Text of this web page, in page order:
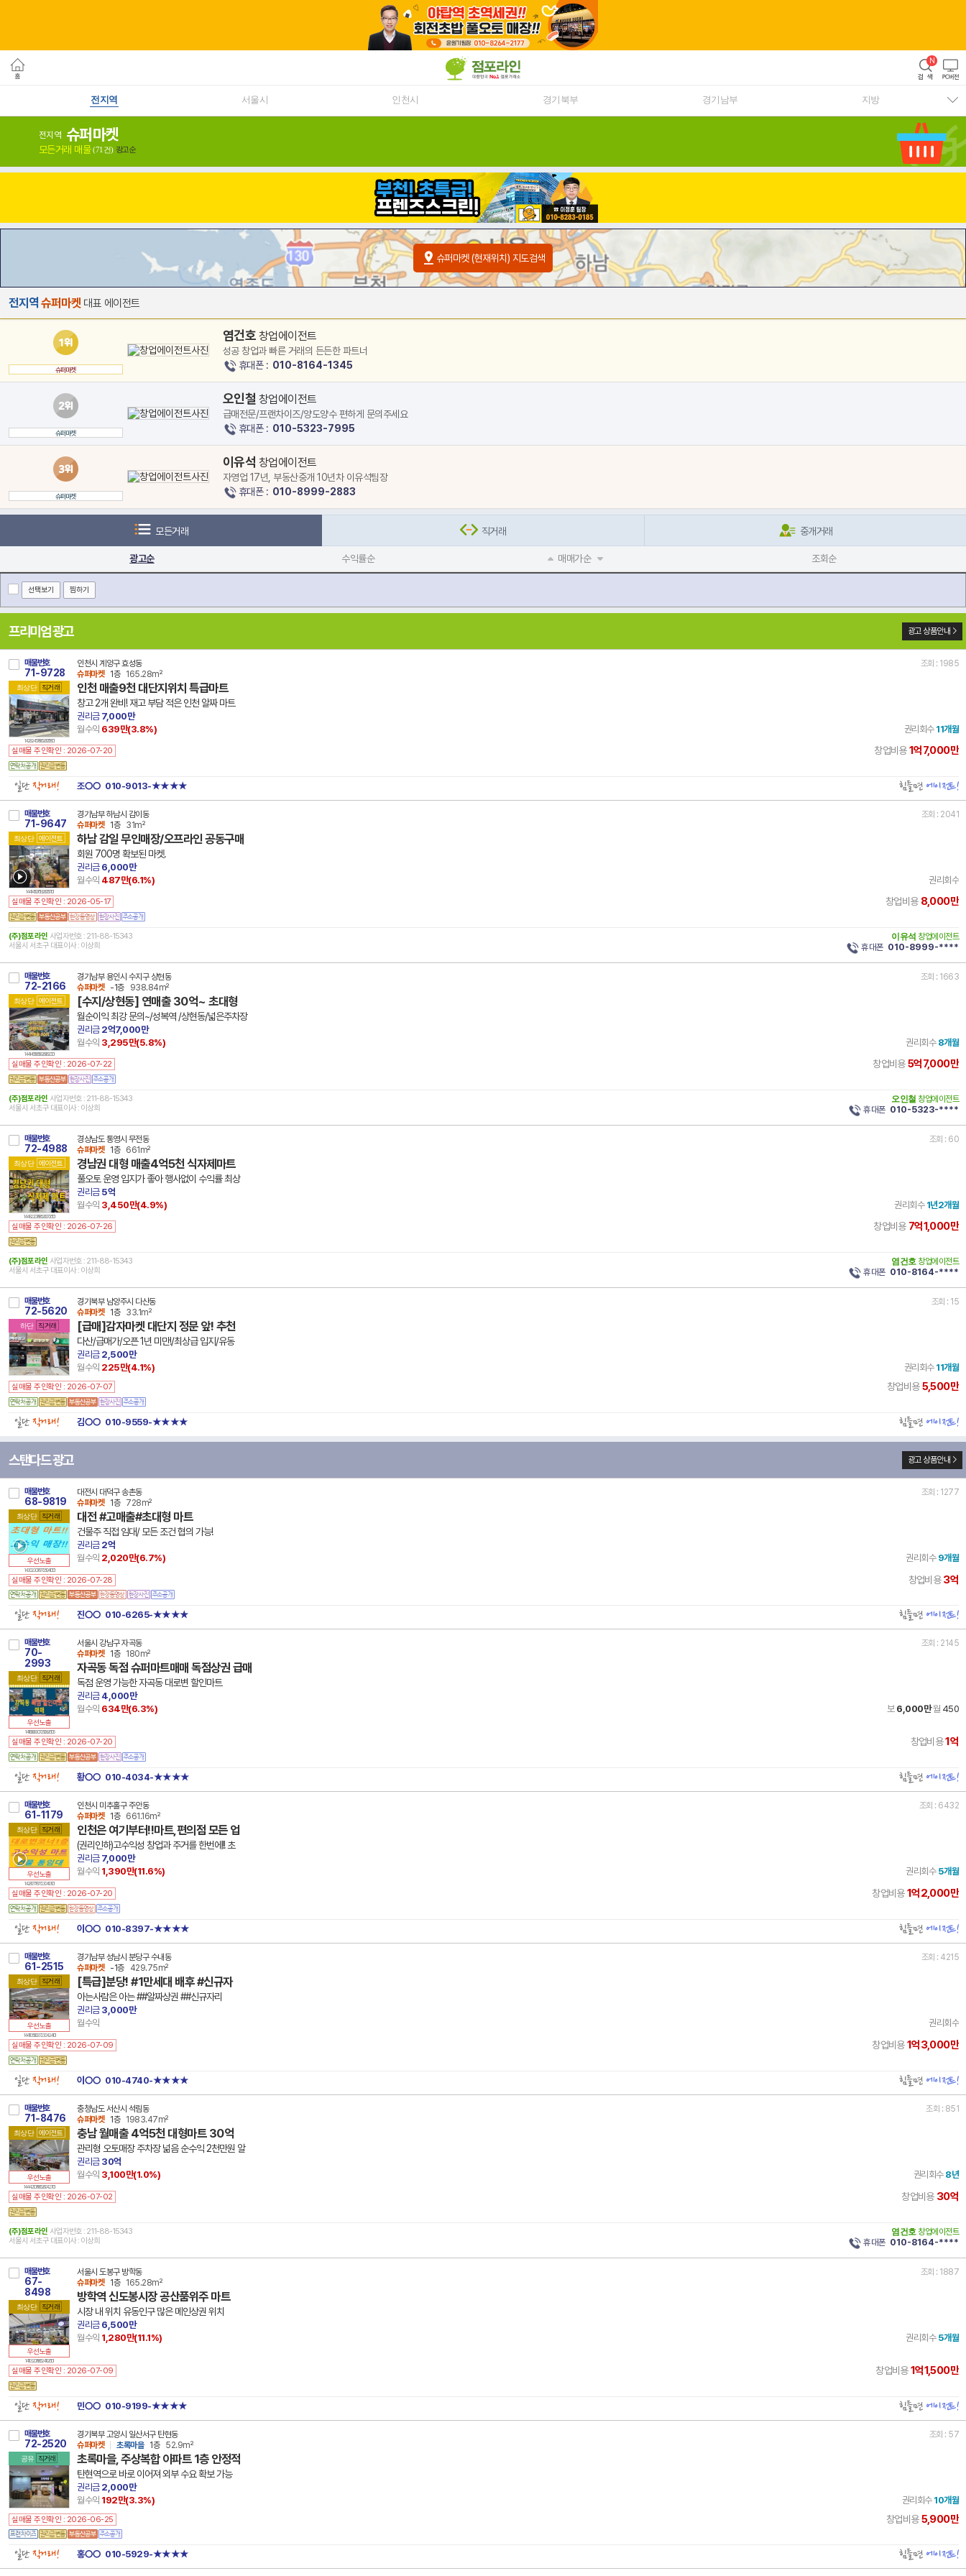
전지역 서울시 인천시 경기북부 경기남부 지방
전지역 슈퍼마켓
모든거래 매물 (71건) 광고순
슈퍼마켓 (현재위치) 지도검색
전지역 슈퍼마켓 대표 에이전트
슈퍼마켓
염건호 창업에이전트
성공 창업과 빠른 거래의 든든한 파트너
휴대폰 : 010-8164-1345
슈퍼마켓
오인철 창업에이전트
급매전문/프랜차이즈/양도양수 편하게 문의주세요
휴대폰 : 010-5323-7995
슈퍼마켓
이유석 창업에이전트
자영업 17년, 부동산중개 10년차 이유석팀장
휴대폰 : 010-8999-2883
모든거래 직거래 중개거래
광고순 수익률순 매매가순 조회순
선택보기 찜하기
프리미엄 광고 광고 상품안내
매물번호
71-9728
최상단 직거래
14 28245 7885 260518 101
인천시 계양구 효성동
조회 : 1985
슈퍼마켓
1층 165.28m²
인천 매출9천 대단지위치 특급마트
창고 2개 완비! 재고 부담 적은 인천 알짜 마트
권리금7,000만
월수익 639만(3.8%) 권리회수 11개월
실매물 주인확인 : 2026-07-20 창업비용1억7,000만
일단직거래! 조○○ 010-9013-★★★★ 힘들면에이전트!
매물번호
71-9647
최상단 에이전트
14 41450 7619 260517 101
경기남부 하남시 감이동
조회 : 2041
슈퍼마켓
1층 31m²
하남 감일 무인매장/오프라인 공동구매
회원 700명 확보된 마켓.
권리금6,000만
월수익 487만(6.1%) 권리회수
실매물 주인확인 : 2026-05-17 창업비용 8,000만
(주)점포라인 사업자번호 : 211-88-15343
서울시 서초구 대표이사 : 이상희
이유석 창업에이전트
휴대폰 010-8999-****
매물번호
72-2166
최상단 에이전트
14 41465 8558 260620 101
경기남부 용인시 수지구 상현동
조회 : 1663
슈퍼마켓
-1층 938.84m²
[수지/상현동] 연매출 30억~ 초대형
월순이익 최강 문의~/성복역 /상현동/넓은주차장
권리금2억7,000만
월수익 3,295만(5.8%) 권리회수 8개월
실매물 주인확인 : 2026-07-22 창업비용5억7,000만
(주)점포라인 사업자번호 : 211-88-15343
서울시 서초구 대표이사 : 이상희
오인철 창업에이전트
휴대폰 010-5323-****
매물번호
72-4988
최상단 에이전트
14 48220 7885 260726 101
경상남도 통영시 무전동
조회 : 60
슈퍼마켓
1층 661m²
경남권 대형 매출4억5천 식자제마트
풀오토 운영 입지가 좋아 행사없이 수익률 최상
권리금5억
월수익 3,450만(4.9%) 권리회수 1년2개월
실매물 주인확인 : 2026-07-26 창업비용 7억1,000만
(주)점포라인 사업자번호 : 211-88-15343
서울시 서초구 대표이사 : 이상희
염건호 창업에이전트
휴대폰 010-8164-****
매물번호
72-5620
하단 직거래
경기북부 남양주시 다산동
조회 : 15
슈퍼마켓
1층 33.1m²
[급매]감자마켓 대단지 정문 앞! 추천
다산/급매가/오픈 1년 미만!/최상급 입지/유동
권리금2,500만
월수익 225만(4.1%) 권리회수 11개월
실매물 주인확인 : 2026-07-07 창업비용5,500만
일단직거래! 김○○ 010-9559-★★★★ 힘들면에이전트!
스탠다드 광고 광고 상품안내
매물번호
68-9819
최상단 직거래
우선노출
14 30230 7877 250410 101
대전시 대덕구 송촌동
조회 : 1277
슈퍼마켓
1층 728m²
대전 #고매출#초대형 마트
건물주 직접 임대/ 모든 조건 협의 가능!
권리금2억
월수익 2,020만(6.7%) 권리회수 9개월
실매물 주인확인 : 2026-07-28 창업비용3억
일단직거래! 진○○ 010-6265-★★★★ 힘들면에이전트!
매물번호
70-
2993
최상단 직거래
우선노출
14 11680 8307 250926 105
서울시 강남구 자곡동
조회 : 2145
슈퍼마켓
1층 180m²
자곡동 독점 슈퍼마트매매 독점상권 급매
독점 운영 가능한 자곡동 대로변 할인마트
권리금4,000만
월수익 634만(6.3%) 보6,000만 월 450
실매물 주인확인 : 2026-07-20 창업비용1억
일단직거래! 황○○ 010-4034-★★★★ 힘들면에이전트!
매물번호
61-1179
최상단 직거래
우선노출
14 28177 7877 230413 101
인천시 미추홀구 주안동
조회 : 6432
슈퍼마켓
1층 661.16m²
인천은 여기부터!!마트,편의점 모든 업
(권리인하)고수익성 창업과 주거를 한번에!! 초
권리금7,000만
월수익 1,390만(11.6%) 권리회수 5개월
실매물 주인확인 : 2026-07-20 창업비용1억2,000만
일단직거래! 이○○ 010-8397-★★★★ 힘들면에이전트!
매물번호
61-2515
최상단 직거래
우선노출
14 41135 8037 230424 101
경기남부 성남시 분당구 수내동
조회 : 4215
슈퍼마켓
-1층 429.75m²
[특급]분당! #1만세대 배후 #신규자
아는사람은 아는 ##알짜상권 ##신규자리
권리금3,000만
월수익
권리회수
실매물 주인확인 : 2026-07-09 창업비용1억3,000만
일단직거래! 이○○ 010-4740-★★★★ 힘들면에이전트!
매물번호
71-8476
최상단 에이전트
우선노출
14 44210 7885 260427 101
충청남도 서산시 석림동
조회 : 851
슈퍼마켓
1층 1983.47m²
충남 월매출 4억5천 대형마트 30억
관리형 오토매장 주차장 넒음 순수익 2천만원 알
권리금30억
월수익 3,100만(1.0%) 권리회수 8년
실매물 주인확인 : 2026-07-02 창업비용 30억
(주)점포라인 사업자번호 : 211-88-15343
서울시 서초구 대표이사 : 이상희
염건호 창업에이전트
휴대폰 010-8164-****
매물번호
67-
8498
최상단 직거래
우선노출
14 11320 7885 241126 101
서울시 도봉구 방학동
조회 : 1887
슈퍼마켓
1층 165.28m²
방학역 신도봉시장 공산품위주 마트
시장 내 위치 유동인구 많은 메인상권 위치
권리금6,500만
월수익 1,280만(11.1%) 권리회수 5개월
실매물 주인확인 : 2026-07-09 창업비용1억1,500만
일단직거래! 민○○ 010-9199-★★★★ 힘들면에이전트!
매물번호
72-2520
공유 직거래
경기북부 고양시 일산서구 탄현동
조회 : 57
슈퍼마켓
초록마을 1층 52.9m²
초록마을, 주상복합 아파트 1층 안정적
탄현역으로 바로 이어져 외부 수요 확보 가능
권리금2,000만
월수익 192만(3.3%) 권리회수 10개월
실매물 주인확인 : 2026-06-25 창업비용5,900만
일단직거래! 홍○○ 010-5929-★★★★ 힘들면에이전트!